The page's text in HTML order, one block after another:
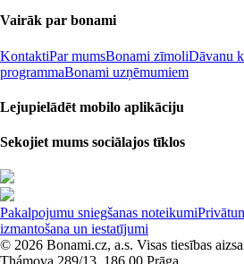
Vairāk par bonami
KontaktiPar mumsBonami zīmoliDāvanu
programmaBonami uzņēmumiem
Lejupielādēt mobilo aplikāciju
Sekojiet mums sociālajos tīklos
Pakalpojumu sniegšanas noteikumi
izmantošana un iestatījumi
© 2026 Bonami.cz, a.s. Visas tiesības